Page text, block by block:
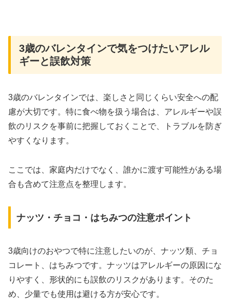
3歳のバレンタインで気をつけたいアレル
ギーと誤飲対策
3歳のバレンタインでは、楽しさと同じくらい安全への配
慮が大切です。特に食べ物を扱う場合は、アレルギーや誤
飲のリスクを事前に把握しておくことで、トラブルを防ぎ
やすくなります。
ここでは、家庭内だけでなく、誰かに渡す可能性がある場
合も含めて注意点を整理します。
ナッツ・チョコ・はちみつの注意ポイント
3歳向けのおやつで特に注意したいのが、ナッツ類、チョ
コレート、はちみつです。ナッツはアレルギーの原因にな
りやすく、形状的にも誤飲のリスクがあります。そのた
め、少量でも使用は避ける方が安心です。